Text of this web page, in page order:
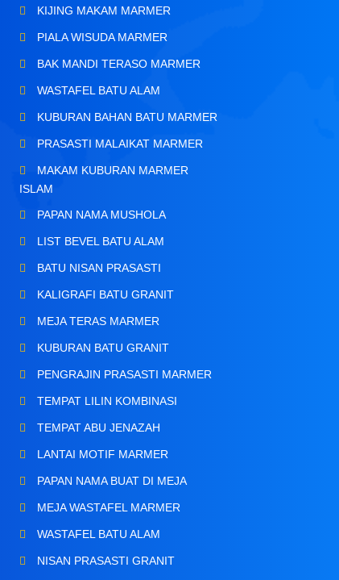
KIJING MAKAM MARMER
PIALA WISUDA MARMER
BAK MANDI TERASO MARMER
WASTAFEL BATU ALAM
KUBURAN BAHAN BATU MARMER
PRASASTI MALAIKAT MARMER
MAKAM KUBURAN MARMER
ISLAM
PAPAN NAMA MUSHOLA
LIST BEVEL BATU ALAM
BATU NISAN PRASASTI
KALIGRAFI BATU GRANIT
MEJA TERAS MARMER
KUBURAN BATU GRANIT
PENGRAJIN PRASASTI MARMER
TEMPAT LILIN KOMBINASI
TEMPAT ABU JENAZAH
LANTAI MOTIF MARMER
PAPAN NAMA BUAT DI MEJA
MEJA WASTAFEL MARMER
WASTAFEL BATU ALAM
NISAN PRASASTI GRANIT